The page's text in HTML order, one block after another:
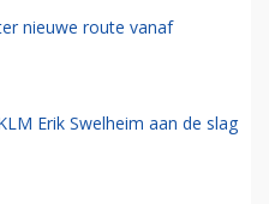
nieuwe route vanaf
Erik Swelheim aan de slag